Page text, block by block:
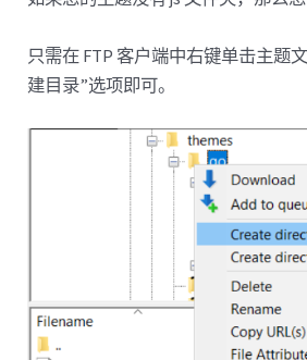
只需在 FTP 客户端中右键单击主题
建目录”选项即可。